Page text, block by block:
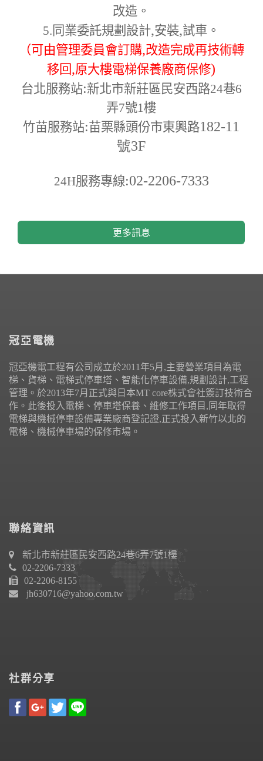
改造。
5. 同業委託規劃設計,安裝,試車。
（可由管理委員會訂購,改造完成再技術轉
移回,原大樓電梯保養廠商保修)
台北服務站:新北市新莊區民安西路24巷6
弄7號1樓
竹苗服務站:苗栗縣頭份市東興路182-11
號3F
24H服務專線:02-2206-7333
更多訊息
冠亞電機
冠亞機電工程有公司成立於2011年5月,主要營業項目為電
梯、貨梯、電梯式停車塔、智能化停車設備,規劃設計,工程
管理。於2013年7月正式與日本MT core株式會社簽訂技術合
作。此後投入電梯、停車塔保養、維修工作項目,同年取得
電梯與機械停車設備專業廠商登記證,正式投入新竹以北的
電梯、機械停車場的保修市場。
聯絡資訊
新北市新莊區民安西路24巷6弄7號1樓
02-2206-7333
02-2206-8155
jh630716@yahoo.com.tw
社群分享